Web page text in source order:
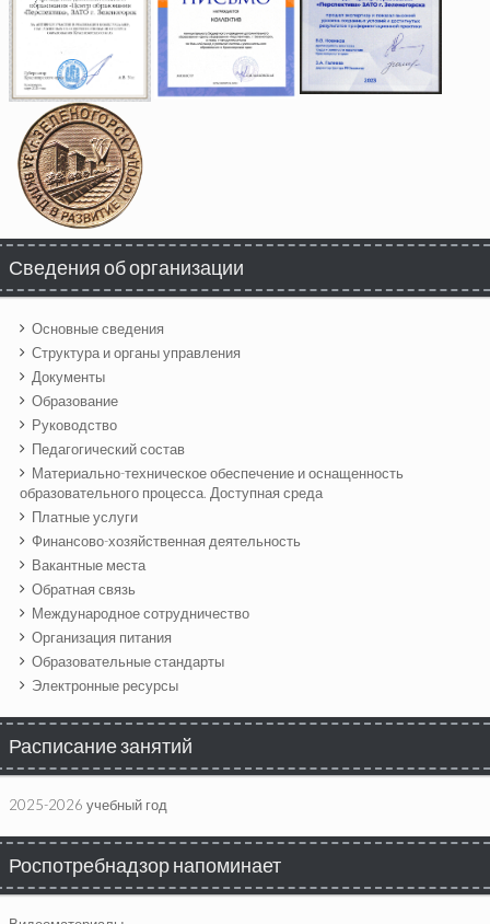
Сведения об организации
Основные сведения
Структура и органы управления
Документы
Образование
Руководство
Педагогический состав
Материально-техническое обеспечение и оснащенность
образовательного процесса. Доступная среда
Платные услуги
Финансово-хозяйственная деятельность
Вакантные места
Обратная связь
Международное сотрудничество
Организация питания
Образовательные стандарты
Электронные ресурсы
Расписание занятий
2025-2026 учебный год
Роспотребнадзор напоминает